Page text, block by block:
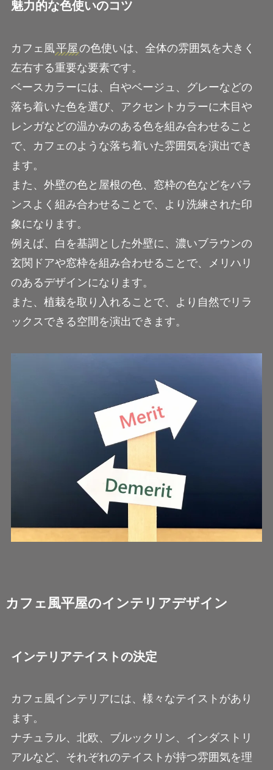
魅力的な色使いのコツ
カフェ風平屋の色使いは、全体の雰囲気を大きく
左右する重要な要素です。
ベースカラーには、白やベージュ、グレーなどの
落ち着いた色を選び、アクセントカラーに木目や
レンガなどの温かみのある色を組み合わせること
で、カフェのような落ち着いた雰囲気を演出でき
ます。
また、外壁の色と屋根の色、窓枠の色などをバラ
ンスよく組み合わせることで、より洗練された印
象になります。
例えば、白を基調とした外壁に、濃いブラウンの
玄関ドアや窓枠を組み合わせることで、メリハリ
のあるデザインになります。
また、植栽を取り入れることで、より自然でリラ
ックスできる空間を演出できます。
カフェ風平屋のインテリアデザイン
インテリアテイストの決定
カフェ風インテリアには、様々なテイストがあり
ます。
ナチュラル、北欧、ブルックリン、インダストリ
アルなど、それぞれのテイストが持つ雰囲気を理